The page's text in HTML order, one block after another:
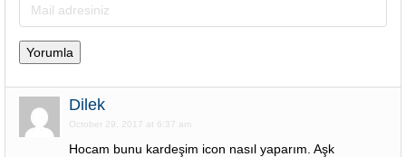
Dilek
October 29, 2017 at 6:37 am
Hocam bunu kardeşim icon nasıl yaparım. Aşk